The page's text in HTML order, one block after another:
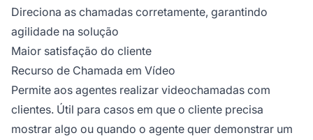
Direciona as chamadas corretamente, garantindo
agilidade na solução
Maior satisfação do cliente
Recurso de Chamada em Vídeo
Permite aos agentes realizar videochamadas com
clientes. Útil para casos em que o cliente precisa
mostrar algo ou quando o agente quer demonstrar um